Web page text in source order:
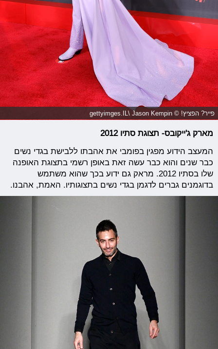
פייר? הפציץ! © gettyimges.IL\ Jason Kempin
מארק ג'ייקובס- תצוגת סתיו 2012
המעצב הידוע מפגין בפומבי את אהבתו ללבישת בגדי נשים
כבר שנים והוא כבר עשה זאת באופן רשמי בתצוגת האופנה
שלו בסתיו 2012. מראק גם ידוע בכך שהוא משתמש
בדוגמנים גברים לדגמן בגדי נשים בתצוגותיו. האמת, אהבנו.